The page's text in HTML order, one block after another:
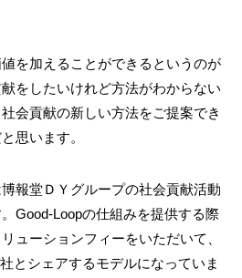
を加えることができるというのが
をしたいけれど方法がわからない
会貢献の新しい方法をご提案でき
思います。
報堂ＤＹグループの社会貢献活動
Good-Loopの仕組みを提供する際
ューションフィーをいただいて、
とシェアするモデルになっていま